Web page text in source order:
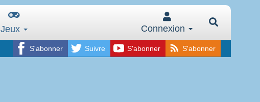
Jeux Connexion
S'abonner Suivre S'abonner S'abonner